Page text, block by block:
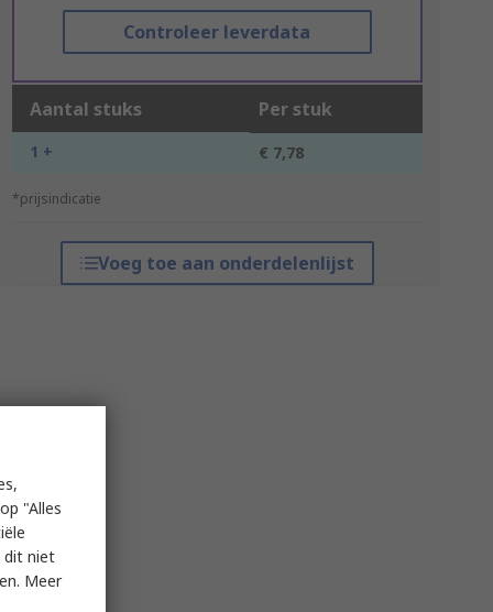
Controleer leverdata
Aantal stuks Per stuk
1 + € 7,78
*prijsindicatie
Voeg toe aan onderdelenlijst
"Alles
dit niet
Meer